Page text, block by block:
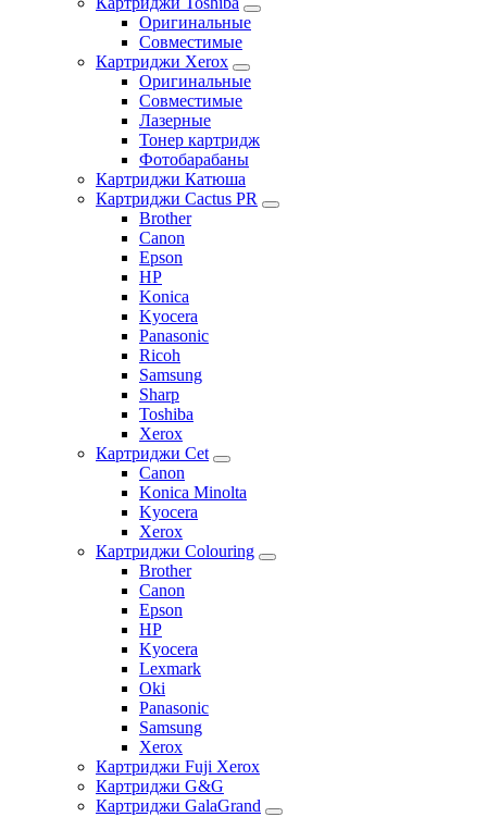
Оригинальные
Совместимые
Картриджи Xerox
Оригинальные
Совместимые
Лазерные
Тонер картридж
Фотобарабаны
Картриджи Катюша
Картриджи Cactus PR
Brother
Canon
Epson
HP
Konica
Kyocera
Panasonic
Ricoh
Samsung
Sharp
Toshiba
Xerox
Картриджи Cet
Canon
Konica Minolta
Kyocera
Xerox
Картриджи Colouring
Brother
Canon
Epson
HP
Kyocera
Lexmark
Oki
Panasonic
Samsung
Xerox
Картриджи Fuji Xerox
Картриджи G&G
Картриджи GalaGrand